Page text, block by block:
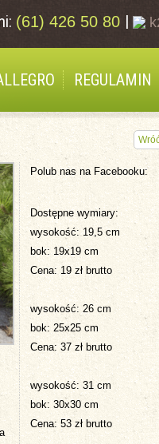
(61) 426 50 80 |
REGULAMIN
Polub nas na Facebooku:
Dostępne wymiary:
wysokość: 19,5 cm
bok: 19x19 cm
Cena: 19 zł brutto
wysokość: 26 cm
bok: 25x25 cm
Cena: 37 zł brutto
wysokość: 31 cm
bok: 30x30 cm
Cena: 53 zł brutto